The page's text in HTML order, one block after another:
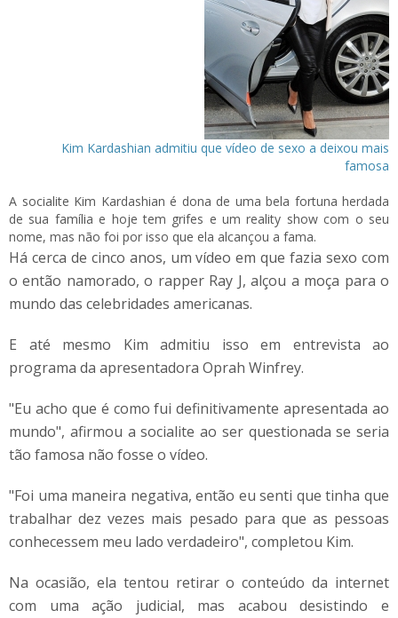
Kim Kardashian admitiu que vídeo de sexo a deixou mais
famosa
A socialite Kim Kardashian é dona de uma bela fortuna herdada
de sua família e hoje tem grifes e um reality show com o seu
nome, mas não foi por isso que ela alcançou a fama.
Há cerca de cinco anos, um vídeo em que fazia sexo com
o então namorado, o rapper Ray J, alçou a moça para o
mundo das celebridades americanas.
E até mesmo Kim admitiu isso em entrevista ao
programa da apresentadora Oprah Winfrey.
"Eu acho que é como fui definitivamente apresentada ao
mundo", afirmou a socialite ao ser questionada se seria
tão famosa não fosse o vídeo.
"Foi uma maneira negativa, então eu senti que tinha que
trabalhar dez vezes mais pesado para que as pessoas
conhecessem meu lado verdadeiro", completou Kim.
Na ocasião, ela tentou retirar o conteúdo da internet
com uma ação judicial, mas acabou desistindo e